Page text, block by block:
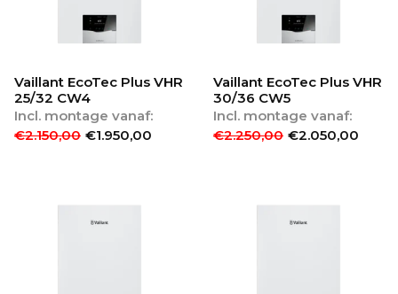
Vaillant EcoTec Plus VHR
25/32 CW4
Incl. montage vanaf:
€2.150,00 €1.950,00
Vaillant EcoTec Plus VHR
30/36 CW5
Incl. montage vanaf:
€2.250,00 €2.050,00